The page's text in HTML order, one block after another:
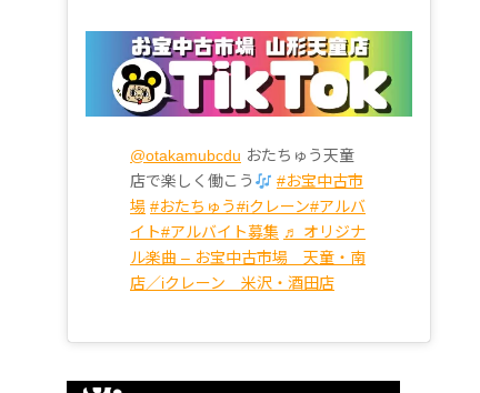
@otakamubcdu おたちゅう天童
店で楽しく働こう
#お宝中古市
場 #おたちゅう#iクレーン#アルバ
イト#アルバイト募集 ♬ オリジナ
ル楽曲 – お宝中古市場 天童・南
店／iクレーン 米沢・酒田店